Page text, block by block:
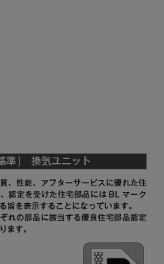
¥7,810（税抜価格 ￥
¥7,810（税抜価格 ￥